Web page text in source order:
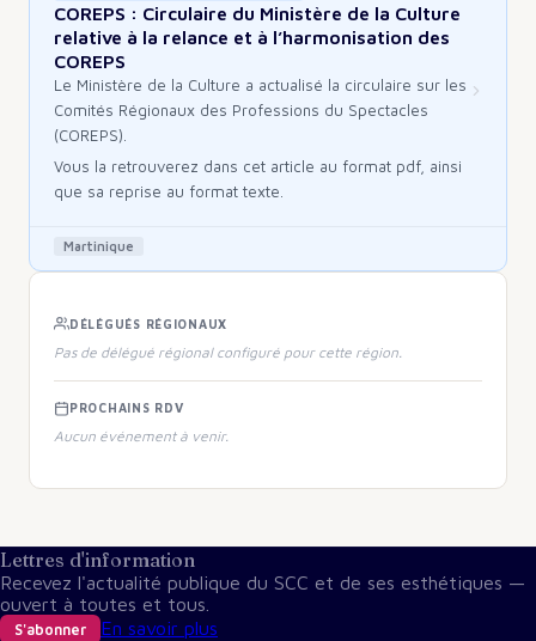
COREPS : Circulaire du Ministère de la Culture
relative à la relance et à l’harmonisation des
COREPS
Le Ministère de la Culture a actualisé la circulaire sur les
Comités Régionaux des Professions du Spectacles
(COREPS).
Vous la retrouverez dans cet article au format pdf, ainsi
que sa reprise au format texte.
Martinique
DÉLÉGUÉS RÉGIONAUX
Pas de délégué régional configuré pour cette région.
PROCHAINS RDV
Aucun événement à venir.
Lettres d'information
Recevez l'actualité publique du SCC et de ses esthétiques —
ouvert à toutes et tous.
S'abonner En savoir plus